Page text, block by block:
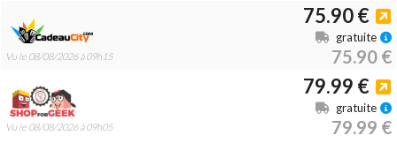
Vu le 08/08/2026 à 09h15
75.90 €
75.90 €
gratuite
Vu le 08/08/2026 à 09h05
79.99 €
79.99 €
gratuite